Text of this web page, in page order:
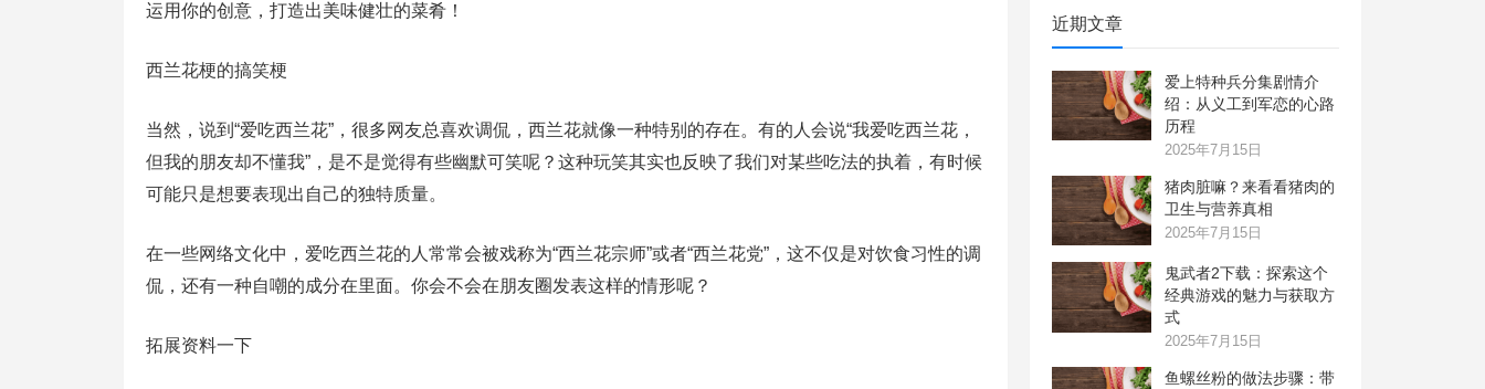
运用你的创意，打造出美味健壮的菜肴！
西兰花梗的搞笑梗
当然，说到“爱吃西兰花”，很多网友总喜欢调侃，西兰花就像一种特别的存在。有的人会说“我爱吃西兰花，
但我的朋友却不懂我”，是不是觉得有些幽默可笑呢？这种玩笑其实也反映了我们对某些吃法的执着，有时候
可能只是想要表现出自己的独特质量。
在一些网络文化中，爱吃西兰花的人常常会被戏称为“西兰花宗师”或者“西兰花党”，这不仅是对饮食习性的调
侃，还有一种自嘲的成分在里面。你会不会在朋友圈发表这样的情形呢？
拓展资料一下
近期文章
爱上特种兵分集剧情介
绍：从义工到军恋的心路
历程
2025年7月15日
猪肉脏嘛？来看看猪肉的
卫生与营养真相
2025年7月15日
鬼武者2下载：探索这个
经典游戏的魅力与获取方
式
2025年7月15日
鱼螺丝粉的做法步骤：带